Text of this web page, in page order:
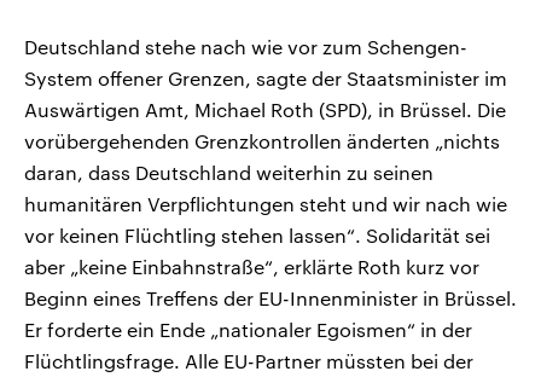
Deutschland stehe nach wie vor zum Schengen-
System offener Grenzen, sagte der Staatsminister im
Auswärtigen Amt, Michael Roth (SPD), in Brüssel. Die
vorübergehenden Grenzkontrollen änderten „nichts
daran, dass Deutschland weiterhin zu seinen
humanitären Verpflichtungen steht und wir nach wie
vor keinen Flüchtling stehen lassen“. Solidarität sei
aber „keine Einbahnstraße“, erklärte Roth kurz vor
Beginn eines Treffens der EU-Innenminister in Brüssel.
Er forderte ein Ende „nationaler Egoismen“ in der
Flüchtlingsfrage. Alle EU-Partner müssten bei der